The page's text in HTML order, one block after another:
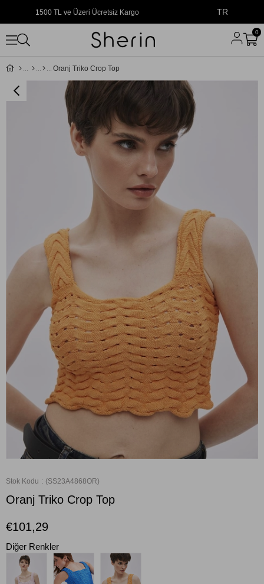
1500 TL ve Üzeri Ücretsiz Kargo TR
0
Oranj Triko Crop Top
Stok Kodu (SS23A4868OR)
Oranj Triko Crop Top
€101,29
Diğer Renkler